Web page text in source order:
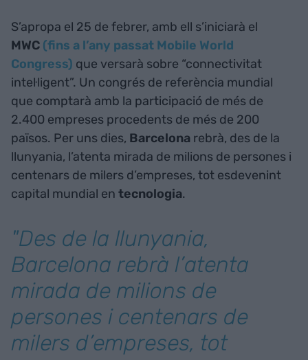
S’apropa el 25 de febrer, amb ell s’iniciarà el
MWC (fins a l’any passat Mobile World
Congress) que versarà sobre “connectivitat
intel·ligent”. Un congrés de referència mundial
que comptarà amb la participació de més de
2.400 empreses procedents de més de 200
països. Per uns dies, Barcelona rebrà, des de la
llunyania, l’atenta mirada de milions de persones i
centenars de milers d’empreses, tot esdevenint
capital mundial en tecnologia.
"Des de la llunyania,
Barcelona rebrà l’atenta
mirada de milions de
persones i centenars de
milers d’empreses, tot